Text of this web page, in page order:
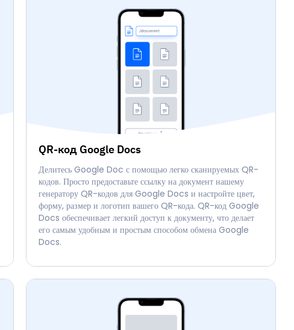
QR-код Google Docs
Делитесь Google Doc с помощью легко сканируемых QR-
кодов. Просто предоставьте ссылку на документ нашему
генератору QR-кодов для Google Docs и настройте цвет,
форму, размер и логотип вашего QR-кода. QR-код Google
Docs обеспечивает легкий доступ к документу, что делает
его самым удобным и простым способом обмена Google
Docs.